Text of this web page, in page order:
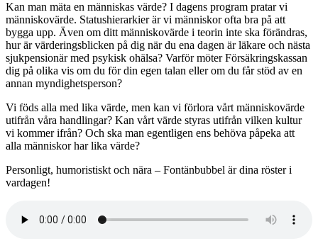
Kan man mäta en människas värde? I dagens program pratar vi
människovärde. Statushierarkier är vi människor ofta bra på att
bygga upp. Även om ditt människovärde i teorin inte ska förändras,
hur är värderingsblicken på dig när du ena dagen är läkare och nästa
sjukpensionär med psykisk ohälsa? Varför möter Försäkringskassan
dig på olika vis om du för din egen talan eller om du får stöd av en
annan myndighetsperson?
Vi föds alla med lika värde, men kan vi förlora vårt människovärde
utifrån våra handlingar? Kan vårt värde styras utifrån vilken kultur
vi kommer ifrån? Och ska man egentligen ens behöva påpeka att
alla människor har lika värde?
Personligt, humoristiskt och nära – Fontänbubbel är dina röster i
vardagen!